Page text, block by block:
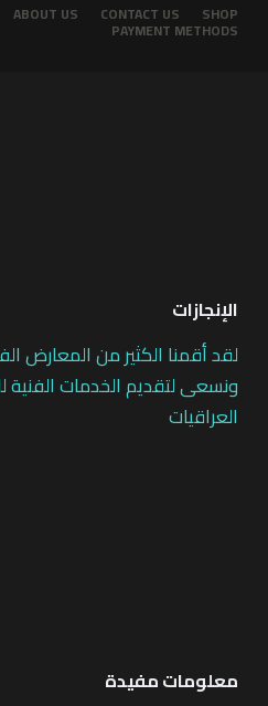
SHOP
CONTACT US
ABOUT US
PAYMENT METHODS
الإنجازات
لقد أقمنا الكثير من المعارض
ونسعى لتقديم الخدمات الفنية
العراقيات
معلومات مفيدة